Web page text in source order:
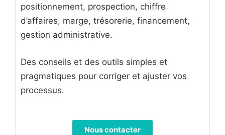
positionnement, prospection, chiffre
d’affaires, marge, trésorerie, financement,
gestion administrative.
Des conseils et des outils simples et
pragmatiques pour corriger et ajuster vos
processus.
Nous contacter